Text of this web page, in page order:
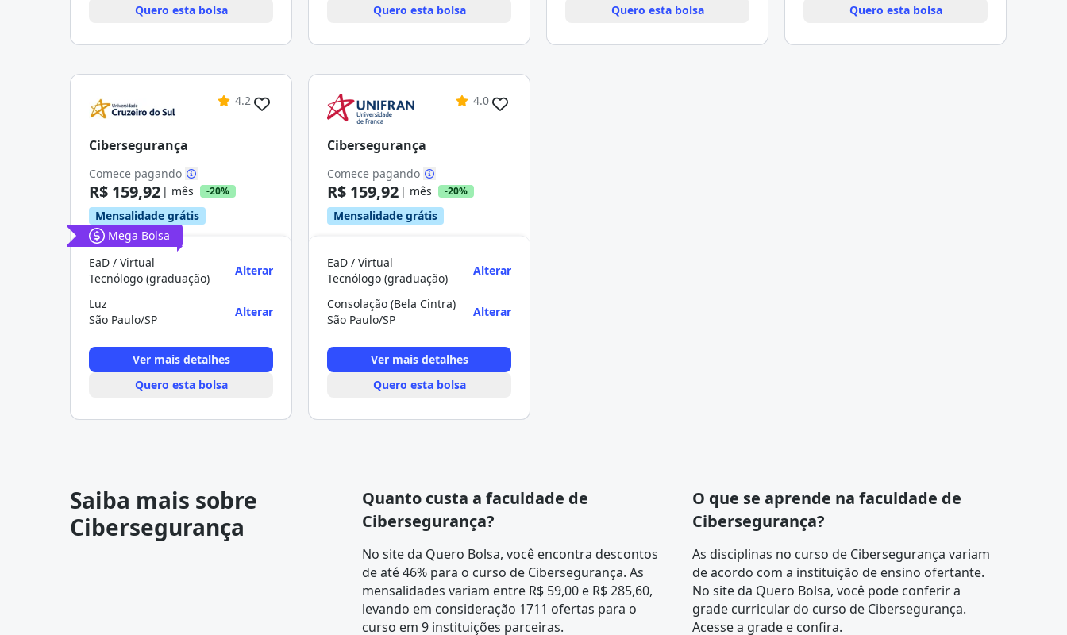
Quero esta bolsa
Quero esta bolsa
Quero esta bolsa
Quero esta bolsa
4.2
Cibersegurança
Comece pagando
R$ 159,92 | mês -20%
Mensalidade grátis
Mega Bolsa
EaD / Virtual
Tecnólogo (graduação)
Alterar
Luz
São Paulo/SP
Alterar
Ver mais detalhes
Quero esta bolsa
4.0
Cibersegurança
Comece pagando
R$ 159,92 | mês -20%
Mensalidade grátis
EaD / Virtual
Tecnólogo (graduação)
Alterar
Consolação (Bela Cintra)
São Paulo/SP
Alterar
Ver mais detalhes
Quero esta bolsa
Saiba mais sobre
Cibersegurança
Quanto custa a faculdade de
Cibersegurança?
No site da Quero Bolsa, você encontra descontos
de até 46% para o curso de Cibersegurança. As
mensalidades variam entre R$ 59,00 e R$ 285,60,
levando em consideração 1711 ofertas para o
curso em 9 instituições parceiras.
O que se aprende na faculdade de
Cibersegurança?
As disciplinas no curso de Cibersegurança variam
de acordo com a instituição de ensino ofertante.
No site da Quero Bolsa, você pode conferir a
grade curriculardo curso de Cibersegurança.
Acesse a grade e confira.